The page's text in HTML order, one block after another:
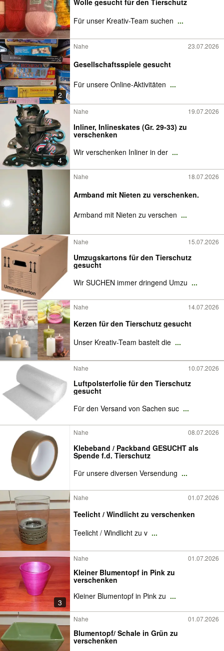
Wolle gesucht für den Tierschutz
Für unser Kreativ-Team suchen ...
2
Nahe 23.07.2026
Gesellschaftsspiele gesucht
Für unsere Online-Aktivitäten ...
4
Nahe 19.07.2026
Inliner, Inlineskates (Gr. 29-33) zu
verschenken
Wir verschenken Inliner in der ...
Nahe 18.07.2026
Armband mit Nieten zu verschenken.
Armband mit Nieten zu verschen ...
Nahe 15.07.2026
Umzugskartons für den Tierschutz
gesucht
Wir SUCHEN immer dringend Umzu ...
Nahe 14.07.2026
Kerzen für den Tierschutz gesucht
Unser Kreativ-Team bastelt die ...
Nahe 10.07.2026
Luftpolsterfolie für den Tierschutz
gesucht
Für den Versand von Sachen suc ...
Nahe 08.07.2026
Klebeband / Packband GESUCHT als
Spende f.d. Tierschutz
Für unsere diversen Versendung ...
Nahe 01.07.2026
Teelicht / Windlicht zu verschenken
Teelicht / Windlicht zu v ...
3
Nahe 01.07.2026
Kleiner Blumentopf in Pink zu
verschenken
Kleiner Blumentopf in Pink zu ...
Nahe 01.07.2026
Blumentopf/ Schale in Grün zu
verschenken